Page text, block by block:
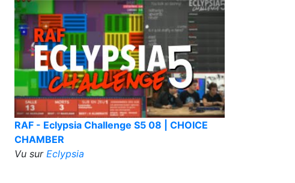
RAF - Eclypsia Challenge S5 08 | CHOICE
CHAMBER
Vu sur Eclypsia